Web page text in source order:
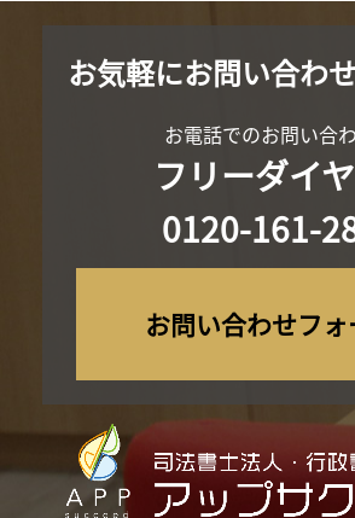
当事務所は、業務上使用する個人情報につい
体制を構築します。
個人情報保護社内ルールの策定・実施
内ルールを策定し、これを研修・教育を通じ
お気軽にお問い合わ
お電話でのお問い合
フリーダイ
0120-161-
お問い合わせフォ